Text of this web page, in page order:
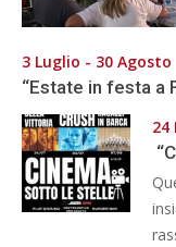
3 Luglio - 30 Agosto
“Estate in festa a
24